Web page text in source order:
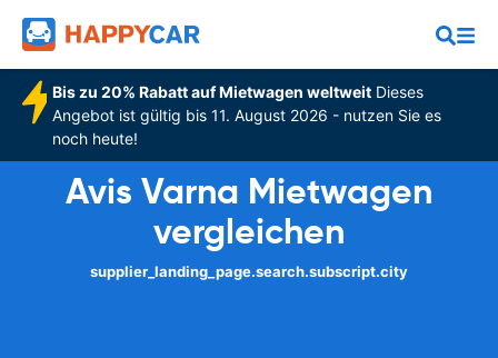
Bis zu 20% Rabatt auf Mietwagen weltweitDieses
Angebot ist gültig bis 11. August 2026 - nutzen Sie es
noch heute!
Avis Varna Mietwagen
vergleichen
supplier_landing_page.search.subscript.city